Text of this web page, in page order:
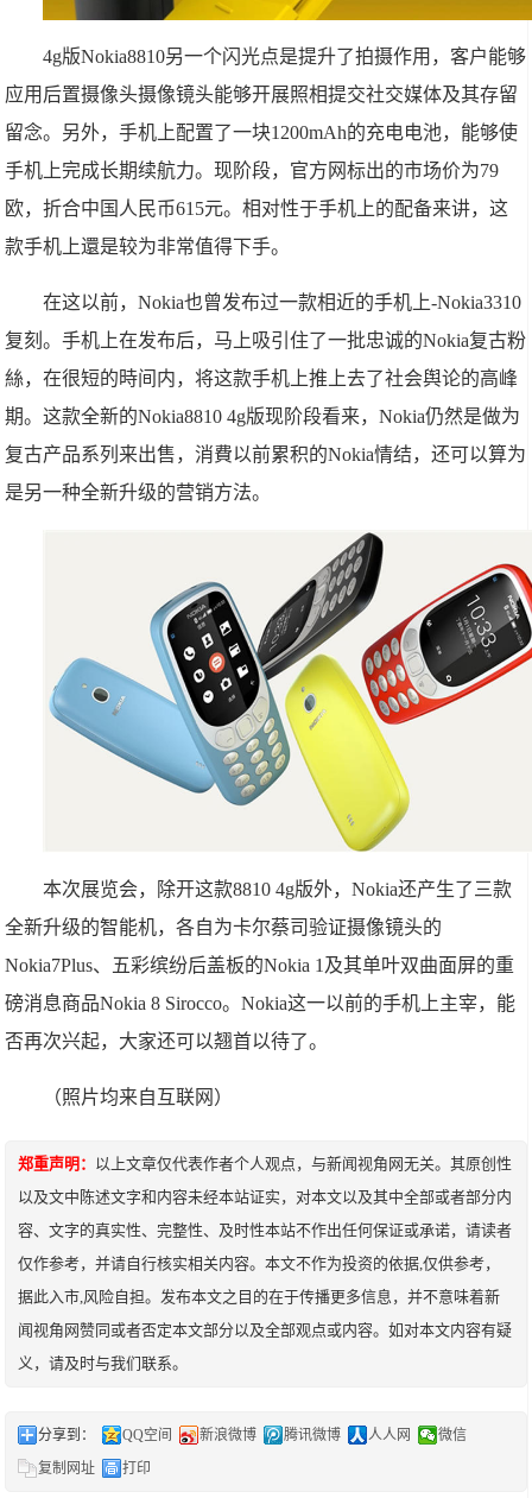
4g版Nokia8810另一个闪光点是提升了拍摄作用，客户能够
应用后置摄像头摄像镜头能够开展照相提交社交媒体及其存留
留念。另外，手机上配置了一块1200mAh的充电电池，能够使
手机上完成长期续航力。现阶段，官方网标出的市场价为79
欧，折合中国人民币615元。相对性于手机上的配备来讲，这
款手机上還是较为非常值得下手。
在这以前，Nokia也曾发布过一款相近的手机上-Nokia3310
复刻。手机上在发布后，马上吸引住了一批忠诚的Nokia复古粉
絲，在很短的時间内，将这款手机上推上去了社会舆论的高峰
期。这款全新的Nokia8810 4g版现阶段看来，Nokia仍然是做为
复古产品系列来出售，消費以前累积的Nokia情结，还可以算为
是另一种全新升级的营销方法。
本次展览会，除开这款8810 4g版外，Nokia还产生了三款
全新升级的智能机，各自为卡尔蔡司验证摄像镜头的
Nokia7Plus、五彩缤纷后盖板的Nokia 1及其单叶双曲面屏的重
磅消息商品Nokia 8 Sirocco。Nokia这一以前的手机上主宰，能
否再次兴起，大家还可以翘首以待了。
（照片均来自互联网）
郑重声明： 以上文章仅代表作者个人观点，与新闻视角网无关。其原创性
以及文中陈述文字和内容未经本站证实，对本文以及其中全部或者部分内
容、文字的真实性、完整性、及时性本站不作出任何保证或承诺，请读者
仅作参考，并请自行核实相关内容。本文不作为投资的依据,仅供参考，
据此入市,风险自担。发布本文之目的在于传播更多信息，并不意味着新
闻视角网赞同或者否定本文部分以及全部观点或内容。如对本文内容有疑
义，请及时与我们联系。
分享到： QQ空间 新浪微博 腾讯微博 人人网
微信
复制网址
打印